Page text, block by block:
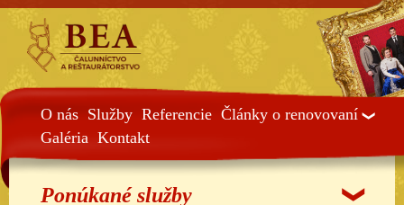
O nás Služby Referencie Články o renovovaní
Galéria Kontakt
Ponúkané služby